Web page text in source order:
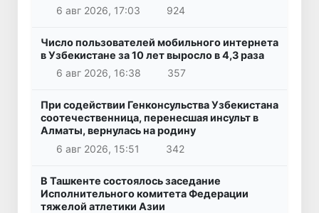
6 авг 2026, 17:03
924
Число пользователей мобильного интернета
в Узбекистане за 10 лет выросло в 4,3 раза
6 авг 2026, 16:38
357
При содействии Генконсульства Узбекистана
соотечественница, перенесшая инсульт в
Алматы, вернулась на родину
6 авг 2026, 15:51
342
В Ташкенте состоялось заседание
Исполнительного комитета Федерации
тяжелой атлетики Азии